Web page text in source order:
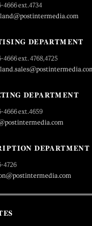
4666 ext.4734
DEPARTMENT
4666 ext. 4768,4725
DEPARTMENT
4666 ext.4659
DEPARTMENT
4726